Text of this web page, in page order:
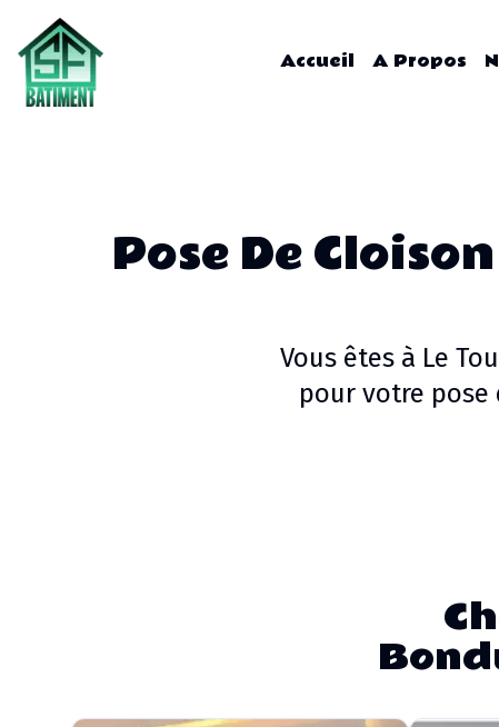
Accueil A Propos
Pose De
Vous êtes à Le
pour votre pose